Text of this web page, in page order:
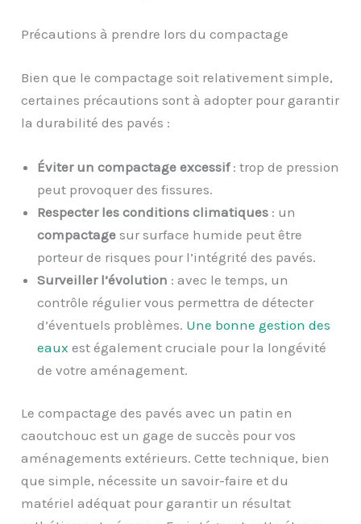
Précautions à prendre lors du compactage
Bien que le compactage soit relativement simple,
certaines précautions sont à adopter pour garantir
la durabilité des pavés :
Éviter un compactage excessif: trop de pression
peut provoquer des fissures.
Respecter les conditions climatiques : un
compactage sur surface humide peut être
porteur de risques pour l’intégrité des pavés.
Surveiller l’évolution : avec le temps, un
contrôle régulier vous permettra de détecter
d’éventuels problèmes. Une bonne gestion des
eaux est également cruciale pour la longévité
de votre aménagement.
Le compactage des pavés avec un patin en
caoutchouc est un gage de succès pour vos
aménagements extérieurs. Cette technique, bien
que simple, nécessite un savoir-faire et du
matériel adéquat pour garantir un résultat